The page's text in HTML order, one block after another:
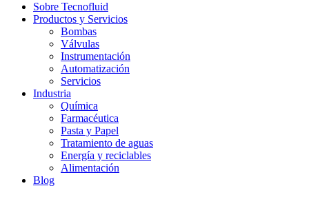
Sobre Tecnofluid
Productos y Servicios
Bombas
Válvulas
Instrumentación
Automatización
Servicios
Industria
Química
Farmacéutica
Pasta y Papel
Tratamiento de aguas
Energía y reciclables
Alimentación
Blog